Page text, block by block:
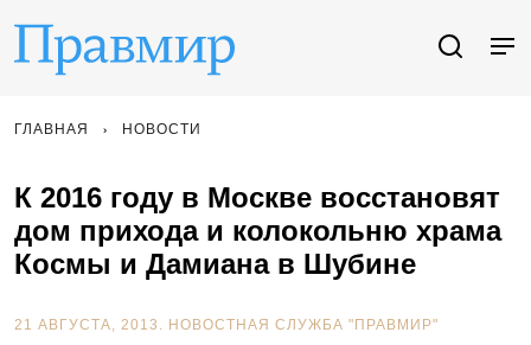
ГЛАВНАЯ НОВОСТИ
К 2016 году в Москве восстановят
дом прихода и колокольню храма
Космы и Дамиана в Шубине
21 АВГУСТА, 2013. НОВОСТНАЯ СЛУЖБА "ПРАВМИР"